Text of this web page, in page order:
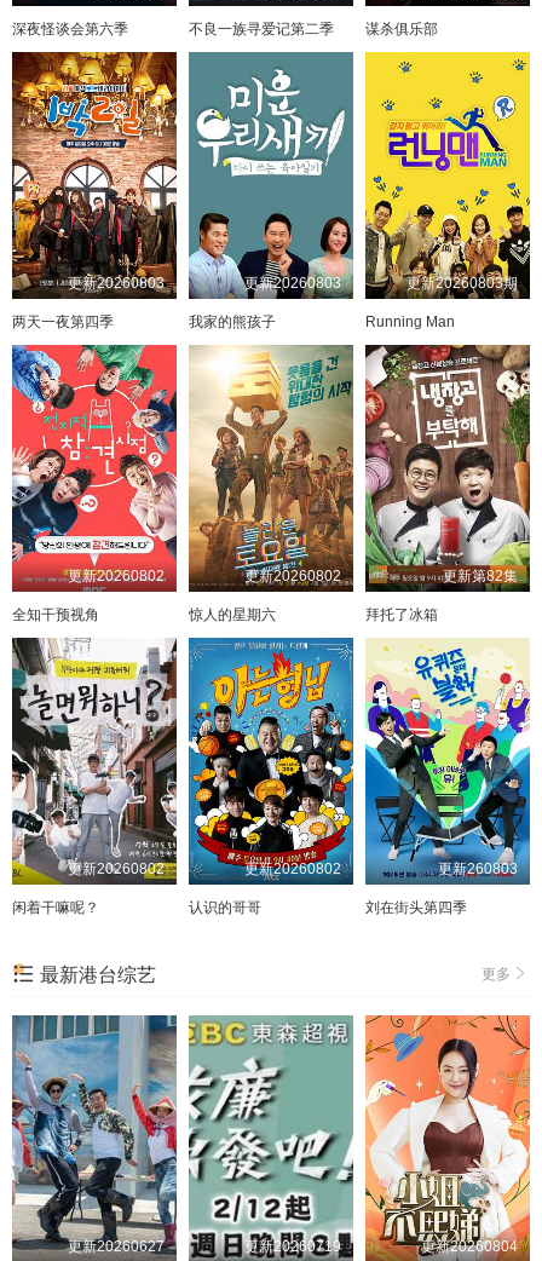
深夜怪谈会第六季 不良一族寻爱记第二季 谋杀俱乐部
更新20260803
两天一夜第四季
更新20260803
我家的熊孩子
更新20260803期
Running Man
更新20260802
全知干预视角
更新20260802
惊人的星期六
更新第82集
拜托了冰箱
更新20260802
闲着干嘛呢？
更新20260802
认识的哥哥
更新260803
刘在街头第四季
更多
最新港台综艺
更新20260627 更新20260719 更新20260804